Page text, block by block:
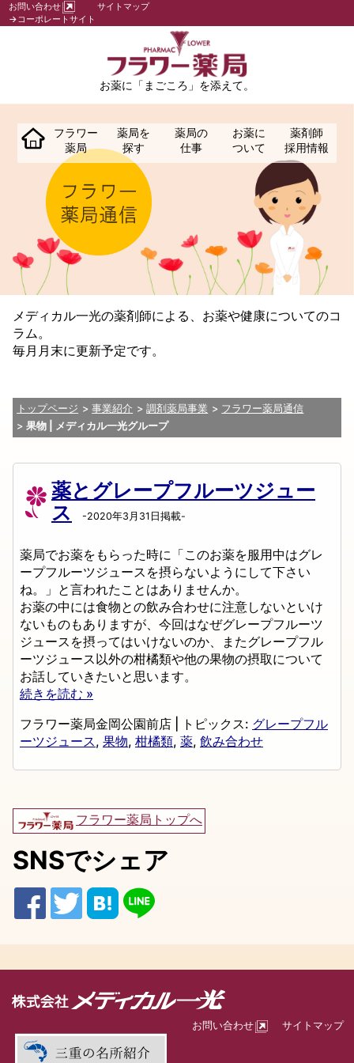
お薬に「まごころ」を添えて。
フラワー
薬局
薬局を
探す
薬局の
仕事
お薬に
ついて
薬剤師
採用情報
お問い合わせ
サイトマップ
→コーポレートサイト
メディカル一光の薬剤師による、お薬や健康についてのコ
ラム。
毎月月末に更新予定です。
トップページ 事業紹介 調剤薬局事業
フラワー薬局通信
果物 | メディカル一光グループ
薬とグレープフルーツジュー
ス
-2020年3月31日掲載-
薬局でお薬をもらった時に「このお薬を服用中はグレ
ープフルーツジュースを摂らないようにして下さい
ね。」と言われたことはありませんか。
お薬の中には食物との飲み合わせに注意しないといけ
ないものもありますが、今回はなぜグレープフルーツ
ジュースを摂ってはいけないのか、またグレープフル
ーツジュース以外の柑橘類や他の果物の摂取について
お話していきたいと思います。
続きを読む »
フラワー薬局金岡公園前店
トピックス: グレープフル
ーツジュース, 果物, 柑橘類, 薬, 飲み合わせ
フラワー薬局トップへ
SNSでシェア
お問い合わせ サイトマップ